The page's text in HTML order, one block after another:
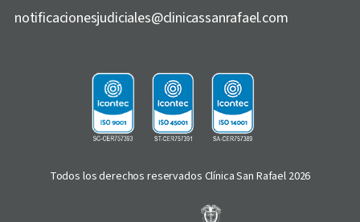
notificacionesjudiciales@clinicassanrafael.com
Todos los derechos reservados Clínica San Rafael 2026